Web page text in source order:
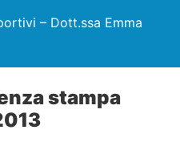
– Dott.ssa Emma
stampa